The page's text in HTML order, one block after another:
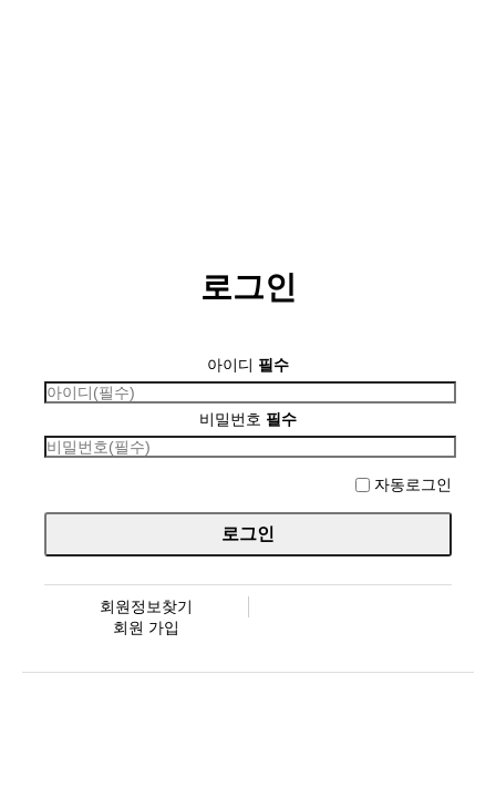
로그인
아이디 필수
비밀번호 필수
자동로그인
회원정보찾기
회원 가입